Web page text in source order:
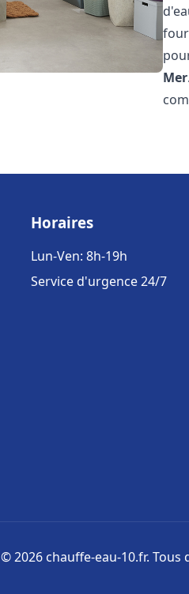
Mer
Horaires
Lun-Ven: 8h-19h
Service d'urgence 24/7
© 2026 chauffe-eau-10.fr.